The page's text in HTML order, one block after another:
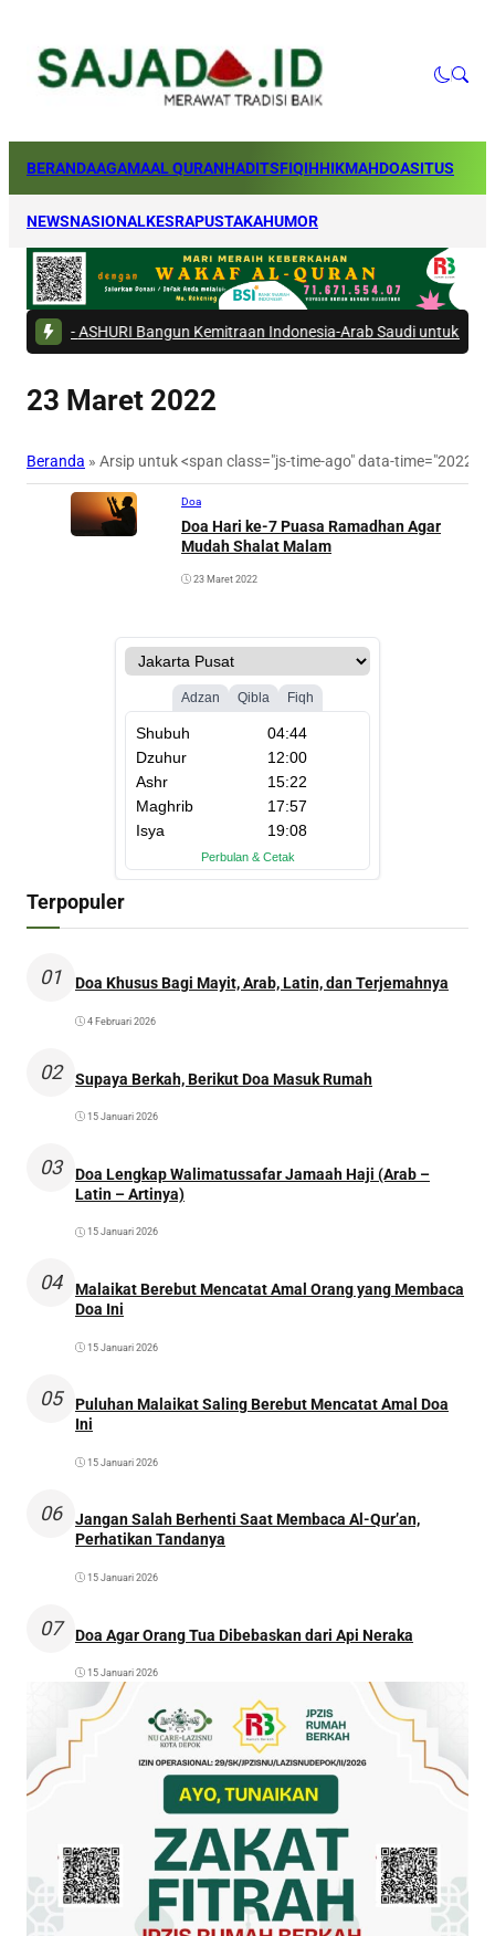
BERANDAAGAMAAL QURANHADITSFIQIHHIKMAHDOASITUS
NEWSNASIONALKESRAPUSTAKAHUMOR
ASHURI Bangun Kemitraan Indonesia-Arab Saudi untuk Perkuat
23 Maret 2022
Beranda » Arsip untuk <span class="js-time-ago" data-time="2022-
Doa
Doa Hari ke-7 Puasa Ramadhan Agar
Mudah Shalat Malam
23 Maret 2022
Terpopuler
01 Doa Khusus Bagi Mayit, Arab, Latin, dan Terjemahnya
4 Februari 2026
02 Supaya Berkah, Berikut Doa Masuk Rumah
15 Januari 2026
03
Doa Lengkap Walimatussafar Jamaah Haji (Arab –
Latin – Artinya)
15 Januari 2026
04
Malaikat Berebut Mencatat Amal Orang yang Membaca
Doa Ini
15 Januari 2026
05
Puluhan Malaikat Saling Berebut Mencatat Amal Doa
Ini
15 Januari 2026
06
Jangan Salah Berhenti Saat Membaca Al-Qur’an,
Perhatikan Tandanya
15 Januari 2026
07 Doa Agar Orang Tua Dibebaskan dari Api Neraka
15 Januari 2026